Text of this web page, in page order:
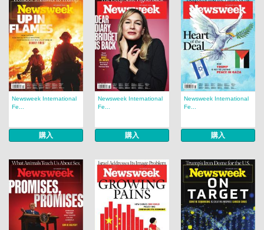
Newsweek International
Fe...
購入
Newsweek International
Fe...
購入
Newsweek International
Fe...
購入